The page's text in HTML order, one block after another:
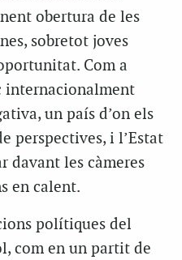
obertura de les
sobretot joves
Com a
internacionalment
un país d’on els
perspectives, i l’Estat
davant les càmeres
en calent.
polítiques del
com en un partit de